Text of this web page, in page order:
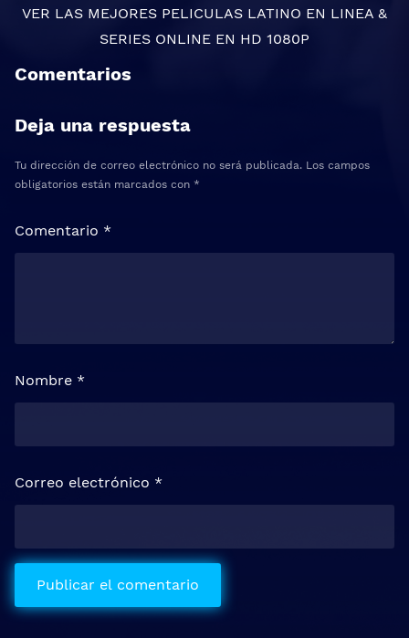
VER LAS MEJORES PELICULAS LATINO EN LINEA &
SERIES ONLINE EN HD 1080P
Comentarios
Deja una respuesta
Tu dirección de correo electrónico no será publicada. Los campos
obligatorios están marcados con *
Comentario *
Nombre *
Correo electrónico *